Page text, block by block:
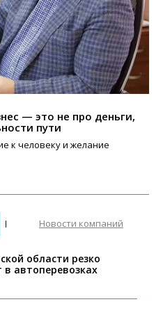
— это не про деньги,
пути
к человеку и желание
Новости компаний
области резко
в автоперевозках